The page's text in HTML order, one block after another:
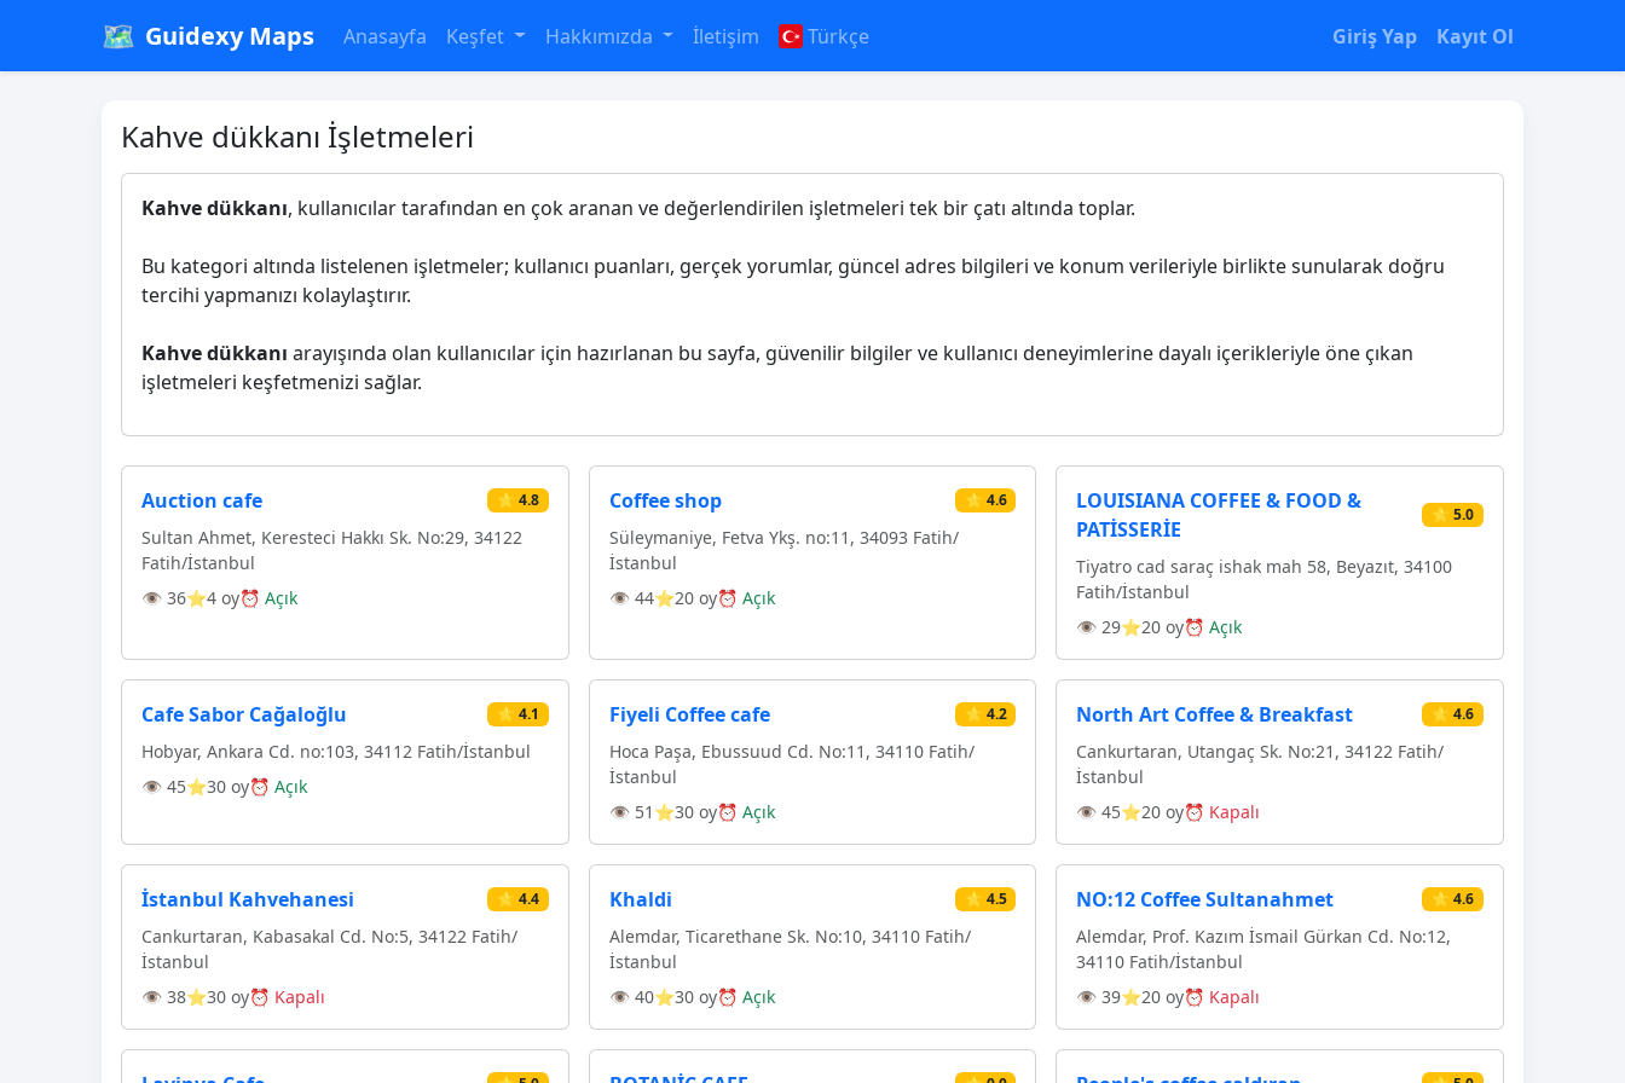
🗺️ Guidexy Maps Anasayfa Keşfet Hakkımızda İletişim Türkçe Giriş Yap Kayıt Ol
Kahve dükkanı İşletmeleri
Kahve dükkanı, kullanıcılar tarafından en çok aranan ve değerlendirilen işletmeleri tek bir çatı altında toplar.
Bu kategori altında listelenen işletmeler; kullanıcı puanları, gerçek yorumlar, güncel adres bilgileri ve konum verileriyle birlikte sunularak doğru
tercihi yapmanızı kolaylaştırır.
Kahve dükkanı arayışında olan kullanıcılar için hazırlanan bu sayfa, güvenilir bilgiler ve kullanıcı deneyimlerine dayalı içerikleriyle öne çıkan
işletmeleri keşfetmenizi sağlar.
Auction cafe ⭐ 4.8
Sultan Ahmet, Keresteci Hakkı Sk. No:29, 34122
Fatih/İstanbul
👁 36⭐4 oy⏰ Açık
Coffee shop ⭐ 4.6
Süleymaniye, Fetva Ykş. no:11, 34093 Fatih/
İstanbul
👁 44⭐20 oy⏰ Açık
LOUISIANA COFFEE & FOOD &
PATİSSERİE
⭐ 5.0
Tiyatro cad saraç ishak mah 58, Beyazıt, 34100
Fatih/İstanbul
👁 29⭐20 oy⏰ Açık
Cafe Sabor Cağaloğlu ⭐ 4.1
Hobyar, Ankara Cd. no:103, 34112 Fatih/İstanbul
👁 45⭐30 oy⏰ Açık
Fiyeli Coffee cafe ⭐ 4.2
Hoca Paşa, Ebussuud Cd. No:11, 34110 Fatih/
İstanbul
👁 51 ⭐30 oy⏰ Açık
North Art Coffee & Breakfast ⭐ 4.6
Cankurtaran, Utangaç Sk. No:21, 34122 Fatih/
İstanbul
👁 45⭐20 oy⏰ Kapalı
İstanbul Kahvehanesi ⭐ 4.4
Cankurtaran, Kabasakal Cd. No:5, 34122 Fatih/
İstanbul
👁 38⭐30 oy⏰ Kapalı
Khaldi ⭐ 4.5
Alemdar, Ticarethane Sk. No:10, 34110 Fatih/
İstanbul
👁 40⭐30 oy⏰ Açık
NO:12 Coffee Sultanahmet ⭐ 4.6
Alemdar, Prof. Kazım İsmail Gürkan Cd. No:12,
34110 Fatih/İstanbul
👁 39⭐20 oy⏰ Kapalı